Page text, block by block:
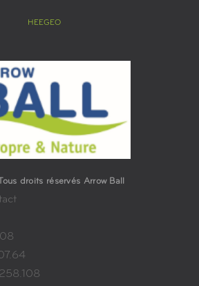
HEEGEO
droits réservés Arrow Ball